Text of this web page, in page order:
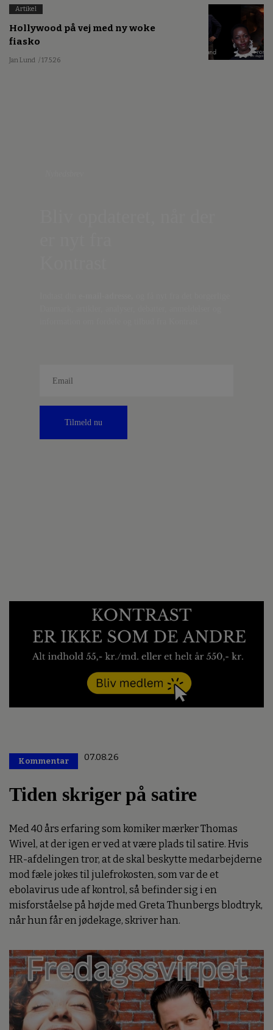
Artikel
Hollywood på vej med ny woke
fiasko
Jan Lund / 17.5.26
Tilmeld nu
Kommentar 07.08.26
Tiden skriger på satire
Med 40 års erfaring som komiker mærker Thomas
Wivel, at der igen er ved at være plads til satire. Hvis
HR-afdelingen tror, at de skal beskytte medarbejderne
mod fæle jokes til julefrokosten, som var de et
ebolavirus ude af kontrol, så befinder sig i en
misforståelse på højde med Greta Thunbergs blodtryk,
når hun får en jødekage, skriver han.